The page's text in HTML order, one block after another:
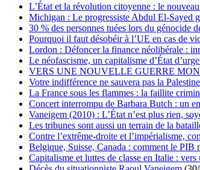
L’État et la révolution citoyenne : le
Michigan : Le progressiste Abdul El-Sayed
30 % des personnes tuées lors du génocide
Pourquoi il faut désobéir à l’UE en cas de
Lordon : Défoncer la finance néolibérale :
Le néofascisme, un capitalisme d’État
VERS UNE NOUVELLE GUERRE
Votre indifférence ne sauvera pas la Palestine
La France sous les flammes : la faillite
Concert interrompu de Barbara Butch : un
Vaneigem (2010) : L’État n’est plus rien,
Les tribunes sont aussi un terrain de la
Contre l’extrême-droite et l’impérialisme,
Belgique, Suisse, Canada : comment le PIB
Capitalisme et luttes de classe en Italie :